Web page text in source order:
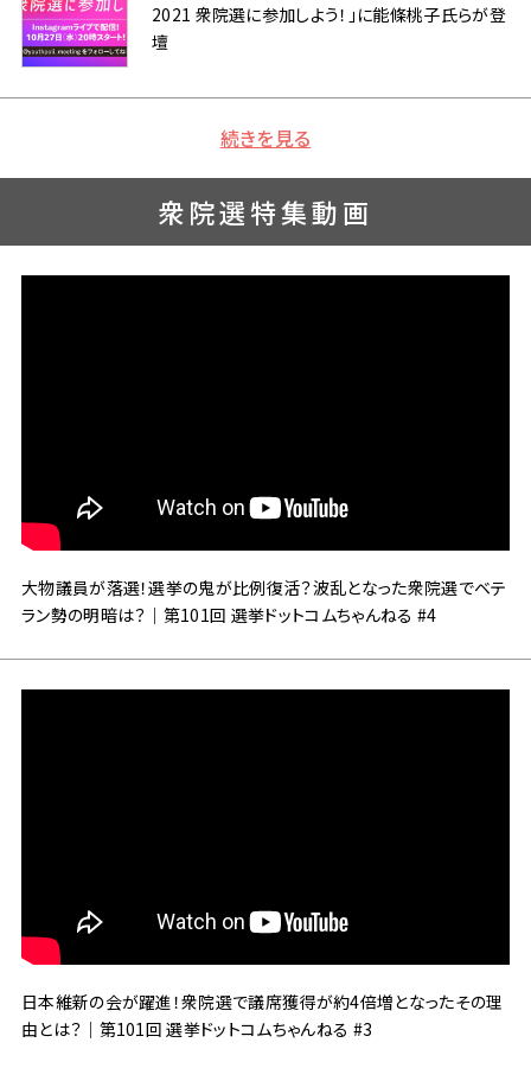
2021 衆院選に参加しよう！」に能條桃子氏らが登
壇
続きを見る
衆院選特集動画
大物議員が落選！選挙の鬼が比例復活？波乱となった衆院選でベテ
ラン勢の明暗は？｜第101回 選挙ドットコムちゃんねる #4
日本維新の会が躍進！衆院選で議席獲得が約4倍増となったその理
由とは？｜第101回 選挙ドットコムちゃんねる #3